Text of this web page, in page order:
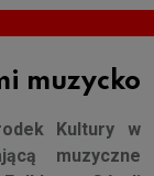
muzycko
Kultury w
muzyczne